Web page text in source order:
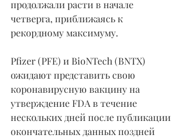
продолжали расти в начале
четверга, приближаясь к
рекордному максимуму.
Pfizer (PFE) и BioNTech (BNTX)
ожидают представить свою
коронавирусную вакцину на
утверждение FDA в течение
нескольких дней после публикации
окончательных данных поздней